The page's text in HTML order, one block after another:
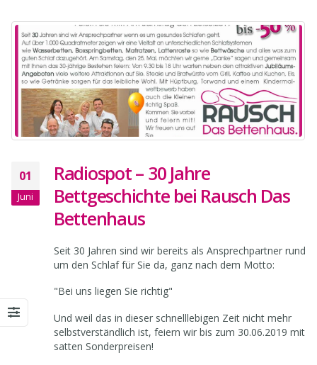
01
Juni
Radiospot – 30 Jahre
Bettgeschichte bei Rausch Das
Bettenhaus
Seit 30 Jahren sind wir bereits als Ansprechpartner rund
um den Schlaf für Sie da, ganz nach dem Motto:
"Bei uns liegen Sie richtig"
Und weil das in dieser schnelllebigen Zeit nicht mehr
selbstverständlich ist, feiern wir bis zum 30.06.2019 mit
satten Sonderpreisen!